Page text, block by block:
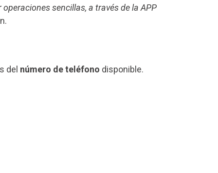
sencillas, a través de la APP
del número de teléfono disponible.